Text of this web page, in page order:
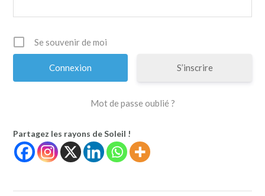
Se souvenir de moi
S’inscrire
Mot de passe oublié ?
Partagez les rayons de Soleil !